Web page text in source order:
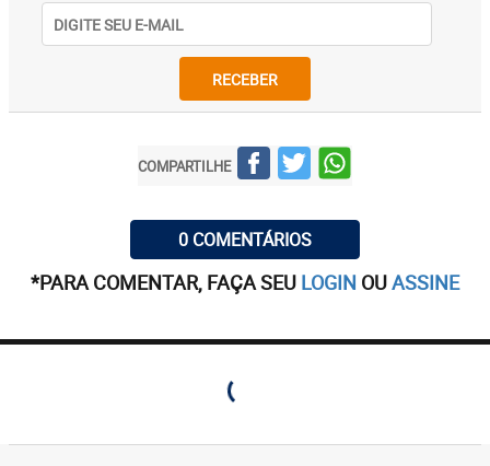
RECEBER
COMPARTILHE
0 COMENTÁRIOS
*PARA COMENTAR, FAÇA SEU LOGIN OUASSINE